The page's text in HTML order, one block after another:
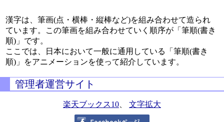
漢字は、筆画(点・横棒・縦棒など)を組み合わせて造られ
ています。この筆画を組み合わせていく順序が「筆順(書き
順)」です。
ここでは、日本において一般に通用している「筆順(書き
順)」をアニメーションを使って紹介しています。
管理者運営サイト
楽天ブックス10 文字拡大